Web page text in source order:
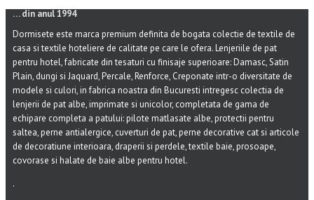
… din anul 1994
Dormisete este marca premium definita de bogata colectie de textile de
casa si textile hoteliere de calitate pe care le ofera. Lenjeriile de pat
pentru hotel, fabricate din tesaturi cu finisaje superioare: Damasc, Satin
Plain, dungi si Jaquard, Percale, Renforce, Creponate intr-o diversitate de
modele si culori, in fabrica noastra din Bucuresti intregesc colectia de
lenjerii de pat albe, imprimate si unicolor, completata de gama de
echipare completa a patului: pilote matlasate albe, protectii pentru
saltea, perne antialergice, cuverturi de pat, perne decorative cat si articole
de decoratiune interioara, draperii si perdele, textile baie, prosoape,
covorase si halate de baie albe pentru hotel.
.